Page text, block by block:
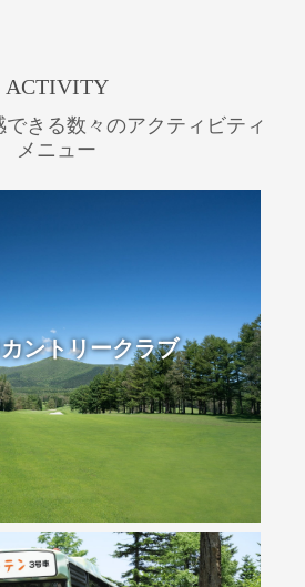
ACTIVITY
きる数々のアクティビティ
メニュー
ントリークラブ